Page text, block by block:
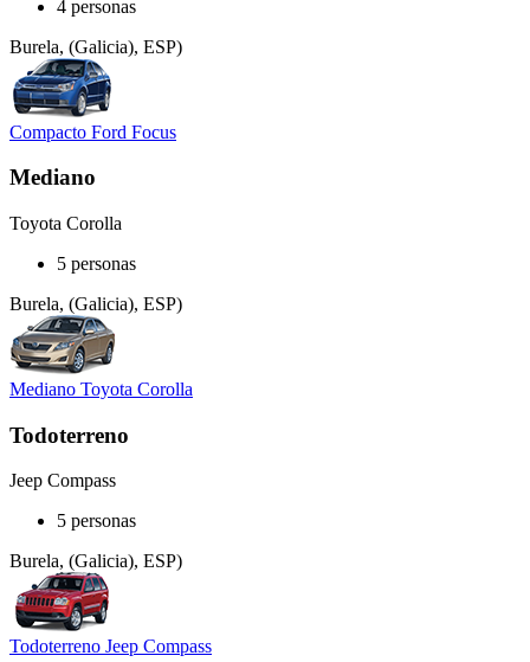
4 personas
Burela, (Galicia), ESP)
Compacto Ford Focus
Mediano
Toyota Corolla
5 personas
Burela, (Galicia), ESP)
Mediano Toyota Corolla
Todoterreno
Jeep Compass
5 personas
Burela, (Galicia), ESP)
Todoterreno Jeep Compass